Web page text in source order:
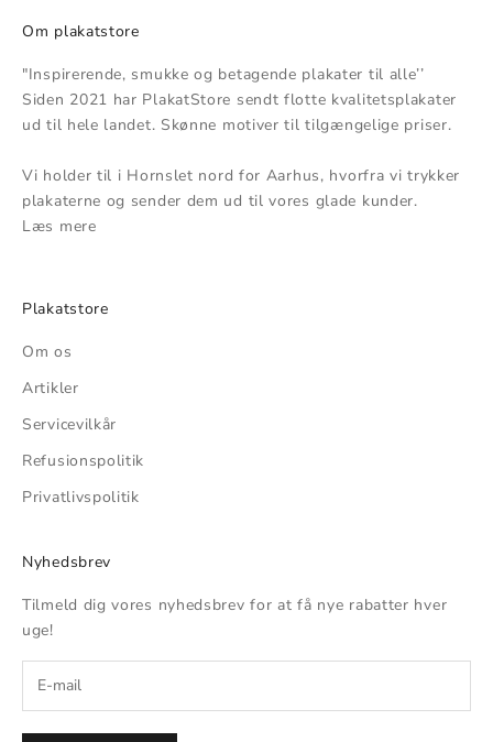
Om plakatstore
"Inspirerende, smukke og betagende plakater til alle’’
Siden 2021 har PlakatStore sendt flotte kvalitetsplakater
ud til hele landet. Skønne motiver til tilgængelige priser.
Vi holder til i Hornslet nord for Aarhus, hvorfra vi trykker
plakaterne og sender dem ud til vores glade kunder.
Læs mere
Plakatstore
Om os
Artikler
Servicevilkår
Refusionspolitik
Privatlivspolitik
Nyhedsbrev
Tilmeld dig vores nyhedsbrev for at få nye rabatter hver
uge!